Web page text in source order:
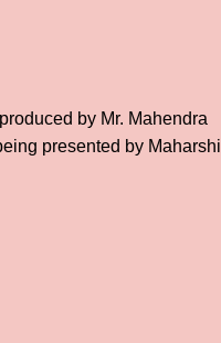
by Mr. Mahendra
presented by Maharshi